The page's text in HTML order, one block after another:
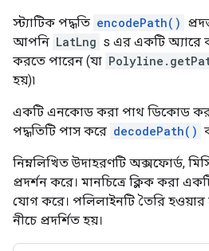
স্ট্যাটিক পদ্ধতি encodePath()
আপনি LatLng s এর একটি অ্যারে
করতে পারেন (যা
হয়)৷
একটি এনকোড করা পাথ ডিকোড
পদ্ধতিটি পাস করে decodePath()
নিম্নলিখিত উদাহরণটি অক্সফোর্ড,
প্রদর্শন করে। মানচিত্রে ক্লিক করা
যোগ করে। পলিলাইনটি তৈরি
নীচে প্রদর্শিত হয়।